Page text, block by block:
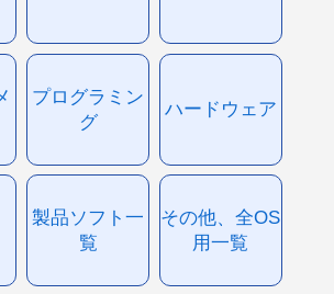
プログラミン
グ
ハードウェア
製品ソフト一
覧
その他、全OS
用一覧